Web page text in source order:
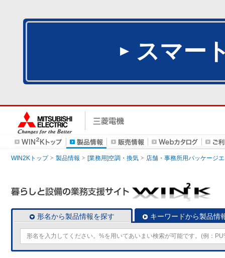
スマー
WIN2Kトップ 製品情報 [業務用]空調・換気 店舗・事務所用パッケージ
形名から製品情報を探す キーワードから製品情